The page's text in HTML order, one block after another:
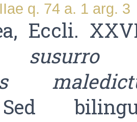
q. 74 a. 1 arg. 3
Eccli.
susurro